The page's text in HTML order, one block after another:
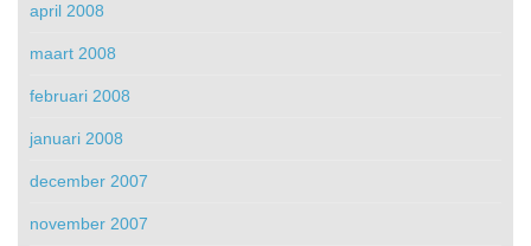
april 2008
maart 2008
februari 2008
januari 2008
december 2007
november 2007